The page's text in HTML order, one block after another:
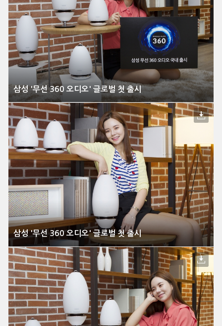
삼성 '무선 360 오디오' 글로벌 첫 출시
삼성 '무선 360 오디오' 글로벌 첫 출시